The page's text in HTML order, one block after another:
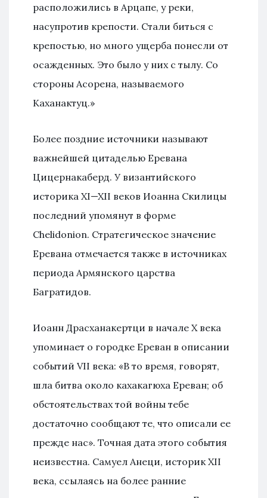
расположились в Арцапе, у реки,
насупротив крепости. Стали биться с
крепостью, но много ущерба понесли от
осажденных. Это было у них с тылу. Со
стороны Асорена, называемого
Каханактуц.»
Более поздние источники называют
важнейшей цитаделью Еревана
Цицернакаберд. У византийского
историка XI—XII веков Иоанна Скилицы
последний упомянут в форме
Chelidonion. Стратегическое значение
Еревана отмечается также в источниках
периода Армянского царства
Багратидов.
Иоанн Драсханакертци в начале X века
упоминает о городке Ереван в описании
событий VII века: «В то время, говорят,
шла битва около кахакагюха Ереван; об
обстоятельствах той войны тебе
достаточно сообщают те, что описали ее
прежде нас». Точная дата этого события
неизвестна. Самуел Анеци, историк XII
века, ссылаясь на более ранние